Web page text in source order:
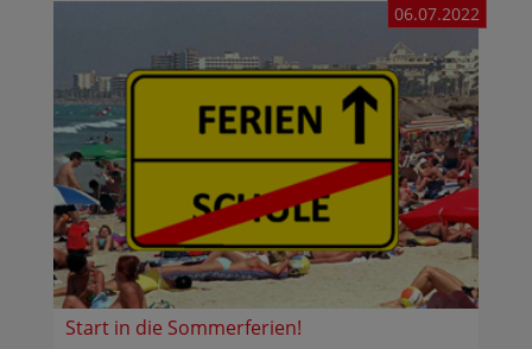
Start in die Sommerferien!
06.07.2022